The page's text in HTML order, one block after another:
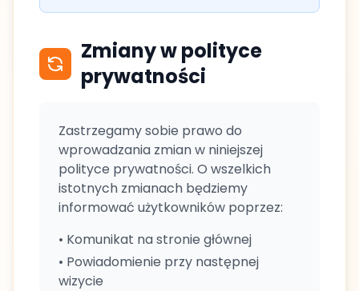
Zmiany w polityce
prywatności
Zastrzegamy sobie prawo do
wprowadzania zmian w niniejszej
polityce prywatności. O wszelkich
istotnych zmianach będziemy
informować użytkowników poprzez:
• Komunikat na stronie głównej
• Powiadomienie przy następnej
wizycie